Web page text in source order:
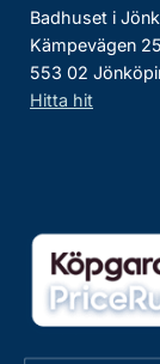
Badhuset i
Kämpevägen 25
553 02
Hitta hit